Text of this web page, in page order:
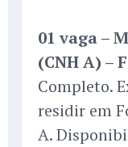
01 vaga –
(CNH A) –
Completo.
residir em
A.